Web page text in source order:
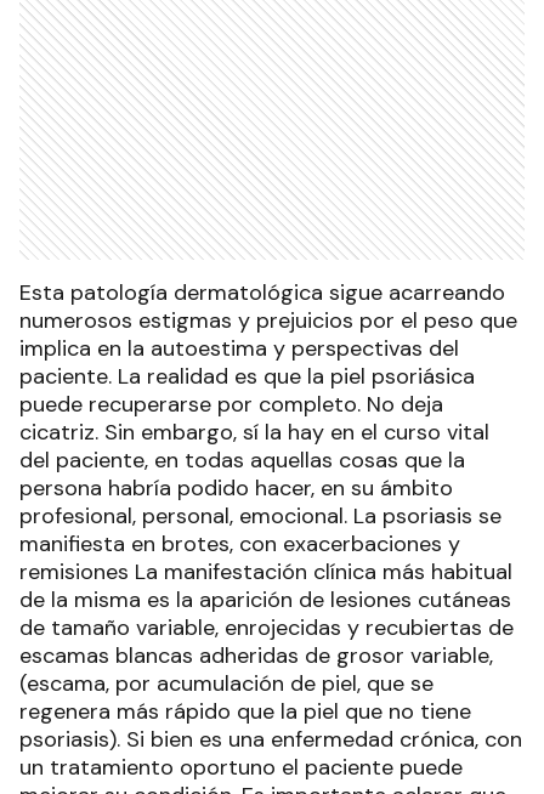
Esta patología dermatológica sigue acarreando
numerosos estigmas y prejuicios por el peso que
implica en la autoestima y perspectivas del
paciente. La realidad es que la piel psoriásica
puede recuperarse por completo. No deja
cicatriz. Sin embargo, sí la hay en el curso vital
del paciente, en todas aquellas cosas que la
persona habría podido hacer, en su ámbito
profesional, personal, emocional. La psoriasis se
manifiesta en brotes, con exacerbaciones y
remisiones La manifestación clínica más habitual
de la misma es la aparición de lesiones cutáneas
de tamaño variable, enrojecidas y recubiertas de
escamas blancas adheridas de grosor variable,
(escama, por acumulación de piel, que se
regenera más rápido que la piel que no tiene
psoriasis). Si bien es una enfermedad crónica, con
un tratamiento oportuno el paciente puede